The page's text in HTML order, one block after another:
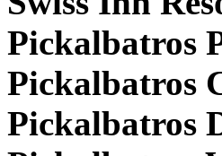
Pickalbatros
Pickalbatros
Pickalbatros